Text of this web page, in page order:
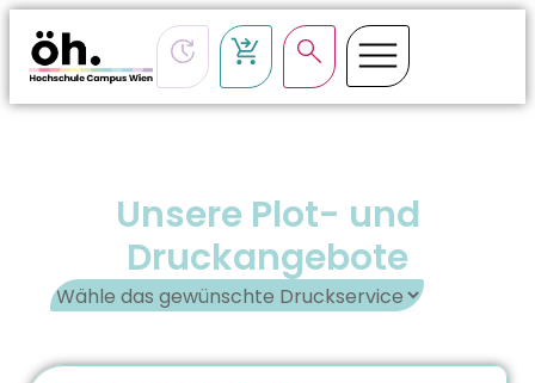
Unsere Plot- und
Druckangebote